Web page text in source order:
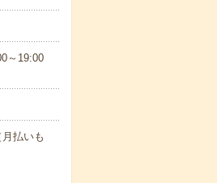
～19:00
払いも